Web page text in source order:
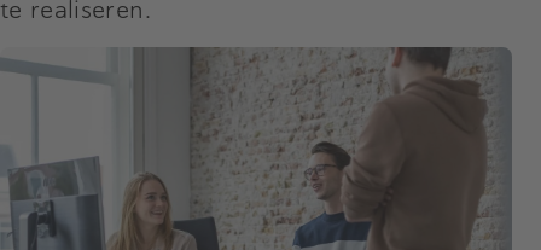
te realiseren.